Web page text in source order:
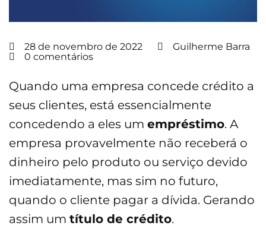
28 de novembro de 2022
Guilherme Barra
0 comentários
Quando uma empresa concede crédito a
seus clientes, está essencialmente
concedendo a eles um empréstimo. A
empresa provavelmente não receberá o
dinheiro pelo produto ou serviço devido
imediatamente, mas sim no futuro,
quando o cliente pagar a dívida. Gerando
assim um título de crédito.